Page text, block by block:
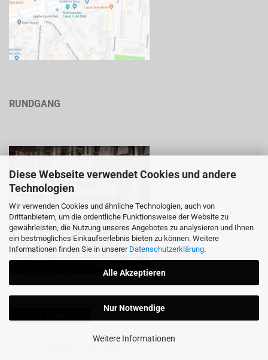
Diese Webseite verwendet Cookies und andere
Technologien
Wir verwenden Cookies und ähnliche Technologien, auch von
Drittanbietern, um die ordentliche Funktionsweise der Website zu
gewährleisten, die Nutzung unseres Angebotes zu analysieren und Ihnen
ein bestmögliches Einkaufserlebnis bieten zu können. Weitere
Informationen finden Sie in unserer Datenschutzerklärung.
Alle Akzeptieren
Nur Notwendige
Weitere Informationen
RUNDGANG